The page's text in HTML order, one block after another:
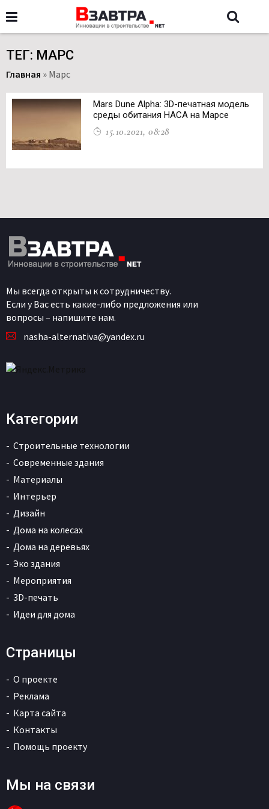
ТЕГ: МАРС
Главная » Марс
Mars Dune Alpha: 3D-печатная модель
среды обитания НАСА на Марсе
15.10.2021, 08:28
Мы всегда открыты к сотрудничеству.
Если у Вас есть какие-либо предложения или
вопросы – напишите нам.
nasha-alternativa@yandex.ru
Категории
Строительные технологии
Современные здания
Материалы
Интерьер
Дизайн
Дома на колесах
Дома на деревьях
Эко здания
Мероприятия
3D-печать
Идеи для дома
Страницы
О проекте
Реклама
Карта сайта
Контакты
Помощь проекту
Мы на связи